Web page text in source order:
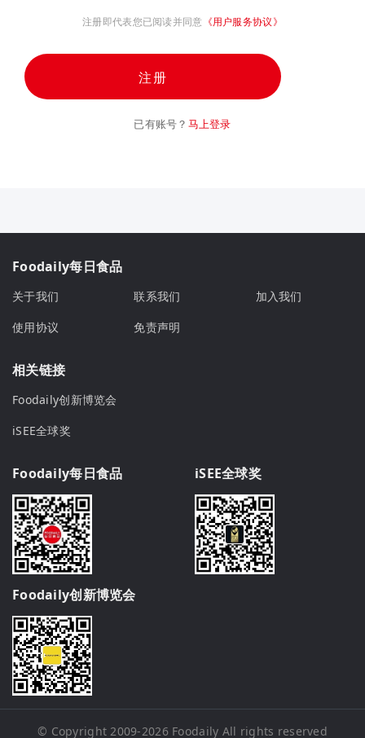
注册即代表您已阅读并同意 《用户服务协议》
注册
已有账号？ 马上登录
Foodaily每日食品
关于我们 联系我们
加入我们
使用协议
免责声明
相关链接
Foodaily创新博览会
iSEE全球奖
Foodaily每日食品 iSEE全球奖
Foodaily创新博览会
© Copyright 2009-2026 Foodaily All rights reserved